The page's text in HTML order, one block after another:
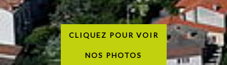
CLIQUEZ POUR VOIR
NOS PHOTOS